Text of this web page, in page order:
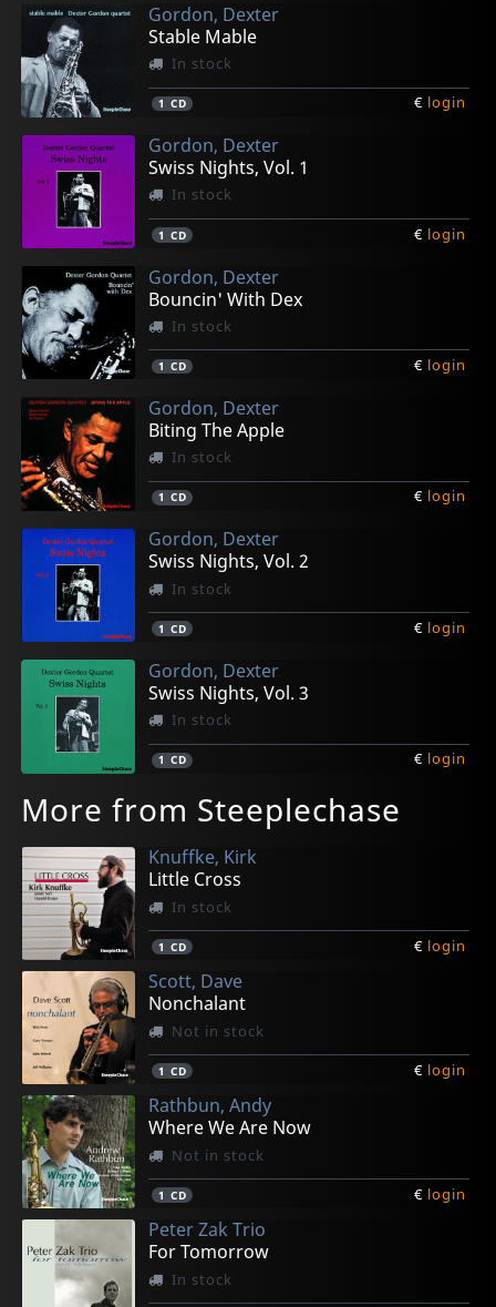
Gordon, Dexter
Stable Mable
In stock
1 CD € login
Gordon, Dexter
Swiss Nights, Vol. 1
In stock
1 CD € login
Gordon, Dexter
Bouncin' With Dex
In stock
1 CD € login
Gordon, Dexter
Biting The Apple
In stock
1 CD € login
Gordon, Dexter
Swiss Nights, Vol. 2
In stock
1 CD € login
Gordon, Dexter
Swiss Nights, Vol. 3
In stock
1 CD € login
More from Steeplechase
Knuffke, Kirk
Little Cross
In stock
1 CD € login
Scott, Dave
Nonchalant
Not in stock
1 CD € login
Rathbun, Andy
Where We Are Now
Not in stock
1 CD € login
Peter Zak Trio
For Tomorrow
In stock